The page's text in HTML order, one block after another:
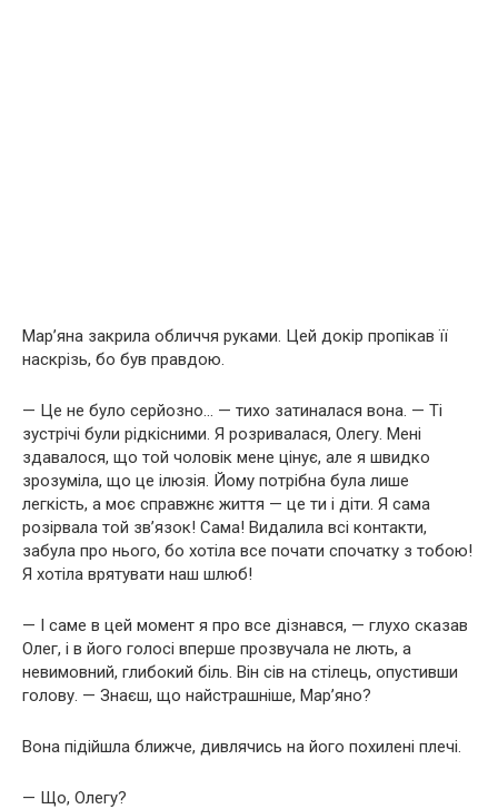
Мар’яна закрила обличчя руками. Цей докір пропікав її
наскрізь, бо був правдою.
— Це не було серйозно… — тихо затиналася вона. — Ті
зустрічі були рідкісними. Я розривалася, Олегу. Мені
здавалося, що той чоловік мене цінує, але я швидко
зрозуміла, що це ілюзія. Йому потрібна була лише
легкість, а моє справжнє життя — це ти і діти. Я сама
розірвала той зв’язок! Сама! Видалила всі контакти,
забула про нього, бо хотіла все почати спочатку з тобою!
Я хотіла врятувати наш шлюб!
— І саме в цей момент я про все дізнався, — глухо сказав
Олег, і в його голосі вперше прозвучала не лють, а
невимовний, глибокий біль. Він сів на стілець, опустивши
голову. — Знаєш, що найстрашніше, Мар’яно?
Вона підійшла ближче, дивлячись на його похилені плечі.
— Що, Олегу?